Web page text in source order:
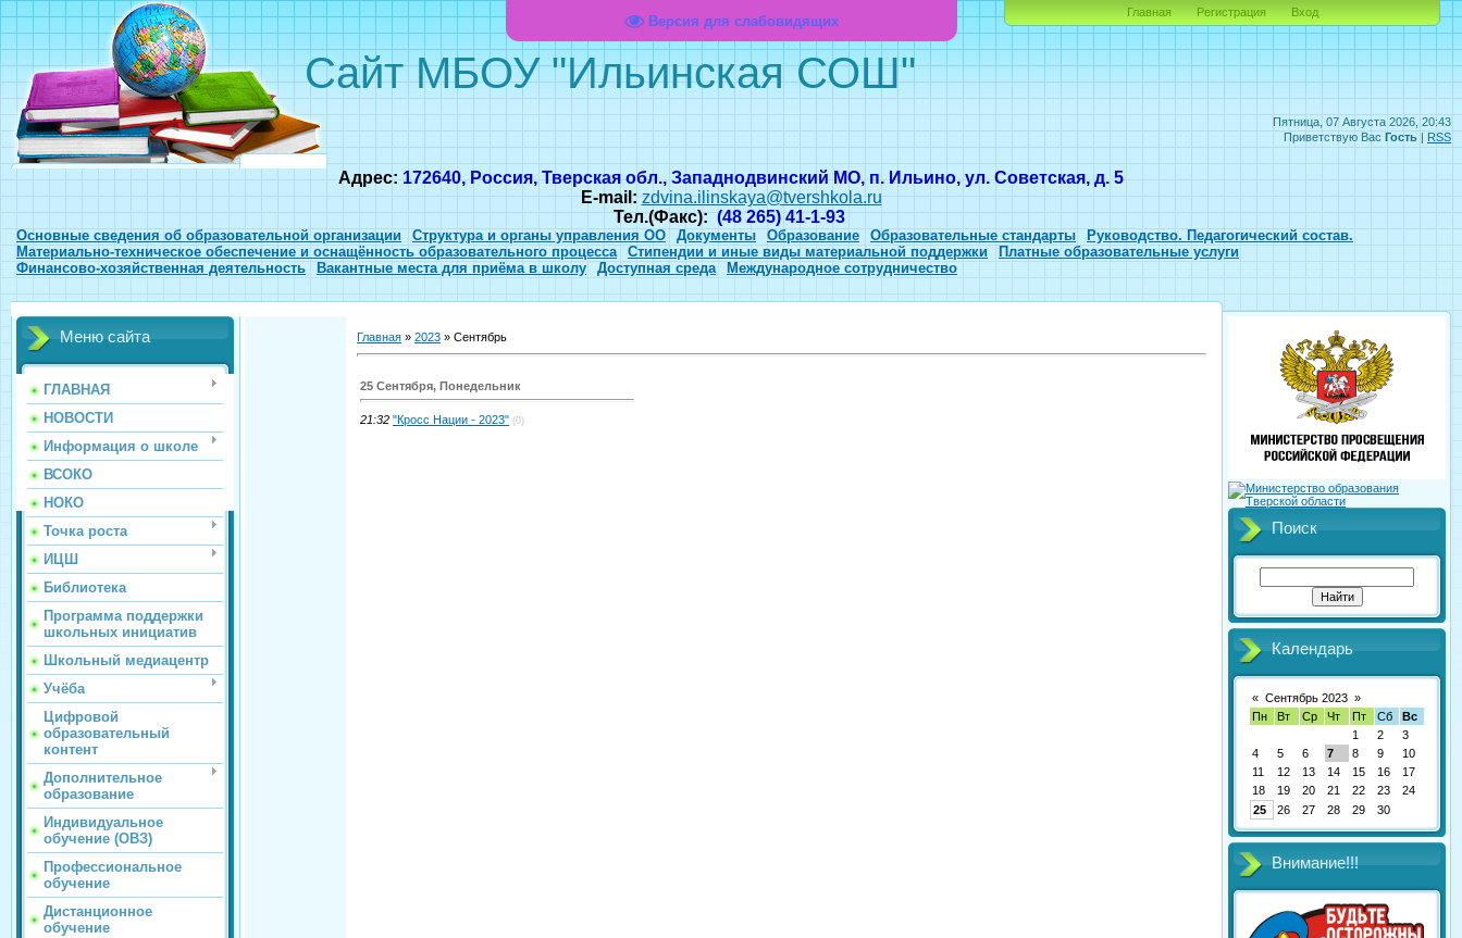
Версия для слабовидящих
Пятница, 07 Августа 2026, 20:43
Приветствую Вас Гость | RSS
Сайт МБОУ "Ильинская СОШ"
Главная Регистрация Вход
Адрес: 172640, Россия, Тверская обл., Западнодвинский МО, п. Ильино, ул. Советская, д. 5
E-mail: zdvina.ilinskaya@tvershkola.ru
Тел.(Факс): (48 265) 41-1-93
Основные сведения об образовательной организации Структура и органы управления ОО Документы Образование Образовательные стандарты
Руководство. Педагогический состав.
Материально-техническое обеспечение и оснащённость образовательного процесса
Стипендии и иные виды материальной поддержки
Платные образовательные услуги
Финансово-хозяйственная деятельность
Вакантные места для приёма в школу Доступная среда Международное сотрудничество
Меню сайта
ГЛАВНАЯ
НОВОСТИ
Информация о школе
ВСОКО
НОКО
Точка роста
ИЦШ
Библиотека
Программа поддержки
школьных инициатив
Школьный медиацентр
Учёба
Цифровой
образовательный
контент
Дополнительное
образование
Индивидуальное
обучение (ОВЗ)
Профессиональное
обучение
Дистанционное
обучение
Главная » 2023 » Сентябрь
25 Сентября, Понедельник
21:32 "Кросс Нации - 2023" (0)
Поиск
Календарь
« Сентябрь 2023 »
Пн
Вт Ср Чт Пт Сб
Вс
1
2
3
4
5 6 7 8 9
10
11
12 13 14 15 16
17
18
19 20 21 22 23
24
25
26 27 28 29 30
Внимание!!!